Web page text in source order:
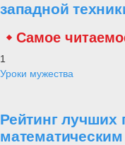
западной
Самое
1
Уроки мужества
Рейтинг лучших